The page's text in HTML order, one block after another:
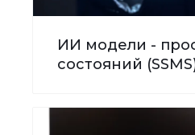
ИИ модели -
состояний